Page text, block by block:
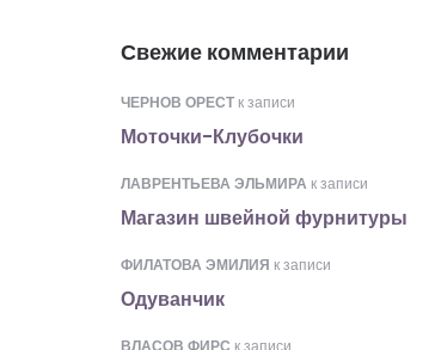
Свежие комментарии
ЧЕРНОВ ОРЕСТк записи
Моточки-Клубочки
ЛАВРЕНТЬЕВА ЭЛЬМИРА к записи
Магазин швейной фурнитуры
ФИЛАТОВА ЭМИЛИЯ к записи
Одуванчик
ВЛАСОВ ФИРС к записи